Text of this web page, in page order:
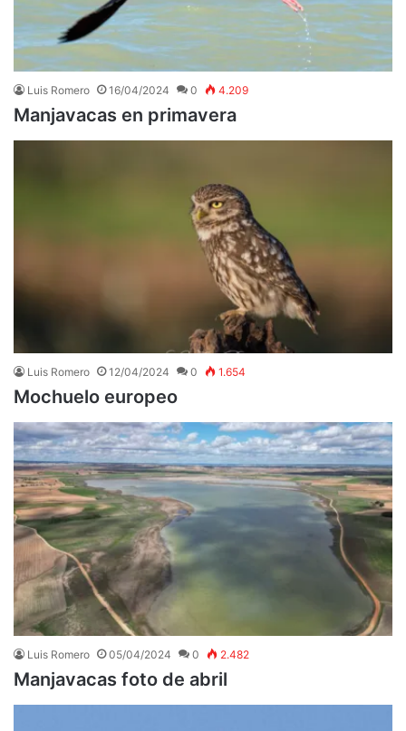
Luis Romero 16/04/2024 0 4.209
Manjavacas en primavera
Luis Romero 12/04/2024 0 1.654
Mochuelo europeo
Luis Romero 05/04/2024 0 2.482
Manjavacas foto de abril